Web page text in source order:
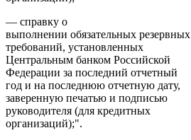
— справку о
выполнении обязательных резервных
требований, установленных
Центральным банком Российской
Федерации за последний отчетный
год и на последнюю отчетную дату,
заверенную печатью и подписью
руководителя (для кредитных
организаций);".